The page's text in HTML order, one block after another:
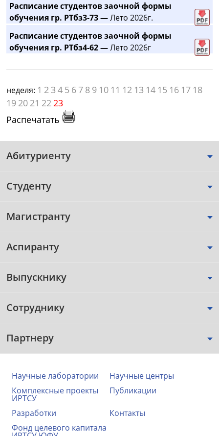
Расписание студентов заочной формы
обучения гр. РТбз3-73 —Лето 2026г.
Расписание студентов заочной формы
обучения гр. РТбз4-62 —Лето 2026г
неделя: 1 2 3 4 5 6 7 8 9 10 11 12 13 14 15 16 17 18
19 20 21 2223
Распечатать
Абитуриенту
Студенту
Магистранту
Аспиранту
Выпускнику
Сотруднику
Партнеру
Научные лаборатории
Научные центры
Комплексные проекты
ИРТСУ
Публикации
Разработки
Контакты
Фонд целевого капитала